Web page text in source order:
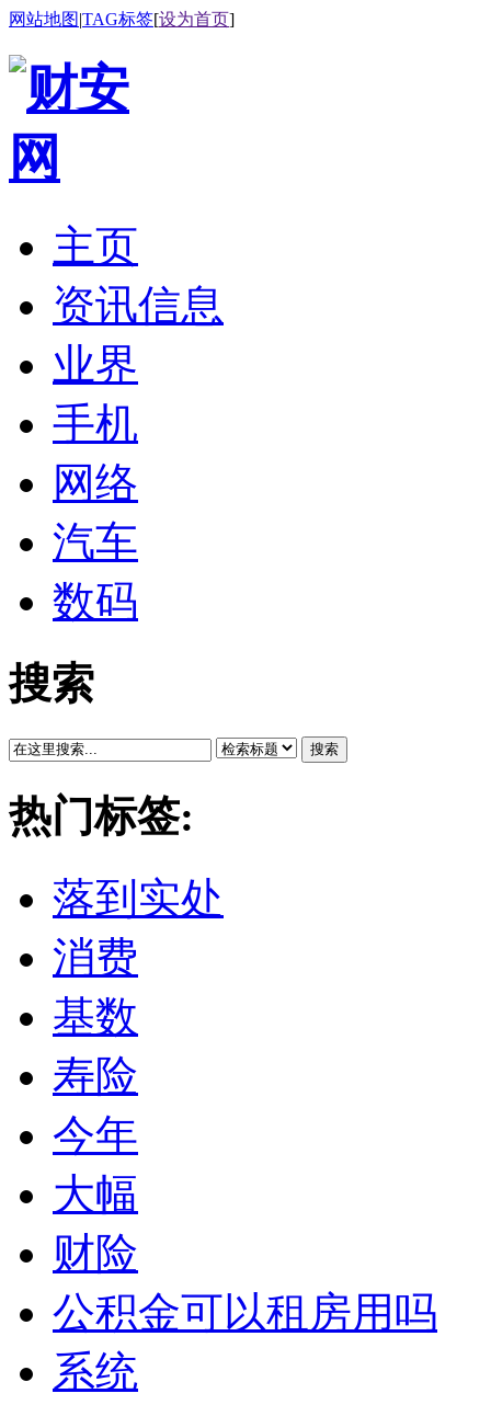
网站地图|TAG标签[设为首页]
主页
资讯信息
业界
手机
网络
汽车
数码
搜索
搜索
热门标签:
落到实处
消费
基数
寿险
今年
大幅
财险
公积金可以租房用吗
系统